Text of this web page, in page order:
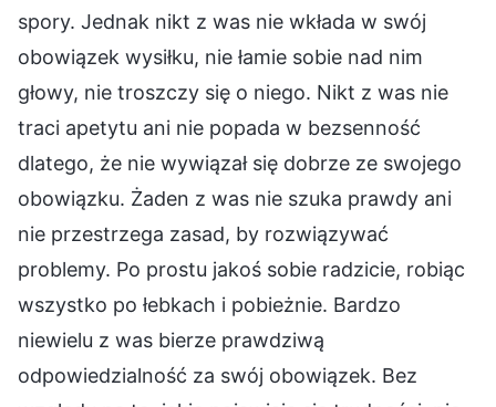
spory. Jednak nikt z was nie wkłada w swój
obowiązek wysiłku, nie łamie sobie nad nim
głowy, nie troszczy się o niego. Nikt z was nie
traci apetytu ani nie popada w bezsenność
dlatego, że nie wywiązał się dobrze ze swojego
obowiązku. Żaden z was nie szuka prawdy ani
nie przestrzega zasad, by rozwiązywać
problemy. Po prostu jakoś sobie radzicie, robiąc
wszystko po łebkach i pobieżnie. Bardzo
niewielu z was bierze prawdziwą
odpowiedzialność za swój obowiązek. Bez